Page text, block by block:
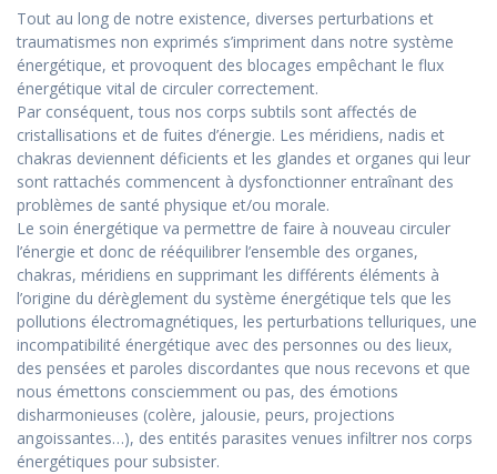
Tout au long de notre existence, diverses perturbations et
traumatismes non exprimés s’impriment dans notre système
énergétique, et provoquent des blocages empêchant le flux
énergétique vital de circuler correctement.
Par conséquent, tous nos corps subtils sont affectés de
cristallisations et de fuites d’énergie. Les méridiens, nadis et
chakras deviennent déficients et les glandes et organes qui leur
sont rattachés commencent à dysfonctionner entraînant des
problèmes de santé physique et/ou morale.
Le soin énergétique va permettre de faire à nouveau circuler
l’énergie et donc de rééquilibrer l’ensemble des organes,
chakras, méridiens en supprimant les différents éléments à
l’origine du dérèglement du système énergétique tels que les
pollutions électromagnétiques, les perturbations telluriques, une
incompatibilité énergétique avec des personnes ou des lieux,
des pensées et paroles discordantes que nous recevons et que
nous émettons consciemment ou pas, des émotions
disharmonieuses (colère, jalousie, peurs, projections
angoissantes…), des entités parasites venues infiltrer nos corps
énergétiques pour subsister.